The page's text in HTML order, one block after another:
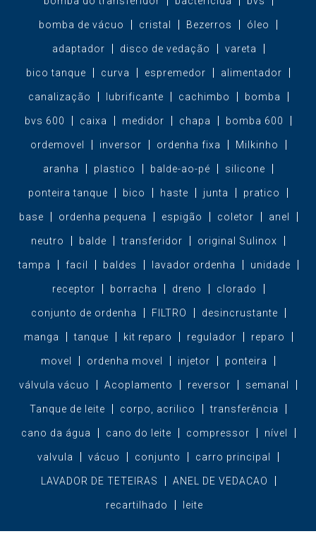
bomba de vácuo cristal Bezerros óleo
adaptador disco de vedação vareta
bico tanque curva espremedor alimentador
canalização lubrificante cachimbo bomba
bvs 600 caixa medidor chapa bomba 600
ordemovel inversor ordenha fixa Milkinho
aranha plastico balde-ao-pé silicone
ponteira tanque bico haste junta pratico
base ordenha pequena espigão coletor anel
neutro balde transferidor original Sulinox
tampa facil baldes lavador ordenha unidade
receptor borracha dreno clorado
conjunto de ordenha FILTRO desincrustante
manga tanque kit reparo regulador reparo
movel ordenha movel injetor ponteira
válvula vácuo Acoplamento reversor semanal
Tanque de leite corpo, acrilico transferência
cano da água cano do leite compressor nível
valvula vácuo conjunto carro principal
LAVADOR DE TETEIRAS ANEL DE VEDACAO
recartilhado leite